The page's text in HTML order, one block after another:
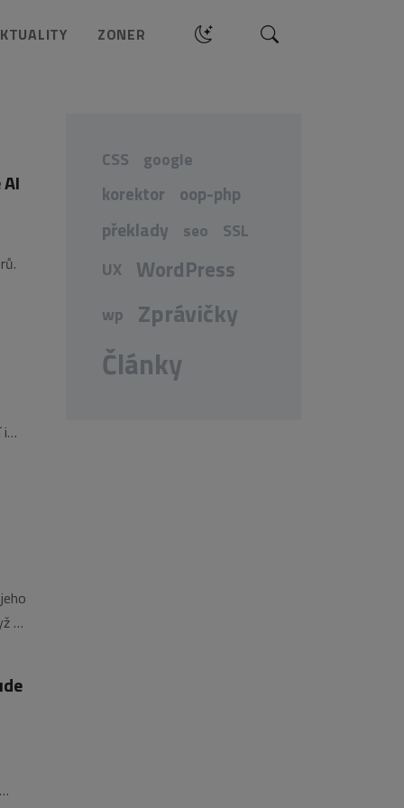
ZONER Hledat
i
na
CSS google
korektor oop-php
překlady seo
SSL
UX
WordPress
wp Zprávičky
Články